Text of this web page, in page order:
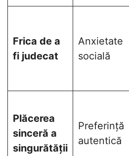
Frica de a
fi judecat
Anxietate
socială
Plăcerea
sinceră a
singurătății
Preferință
autentică